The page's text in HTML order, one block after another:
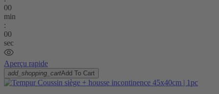
00
min
:
00
sec
Aperçu rapide
add_shopping_cartAdd To Cart